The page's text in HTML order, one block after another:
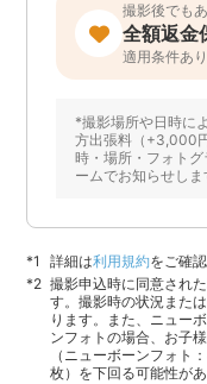
撮影後でも
全額返金
適用条件あり
*撮影場所や日時に
方出張料（+3,000
時・場所・フォト
ームでお知らせしま
詳細は利用規約をご確
撮影申込時に同意され
す。撮影時の状況また
ります。また、ニュー
ンフォトの場合、お子
（ニューボーンフォト
枚）を下回る可能性があ